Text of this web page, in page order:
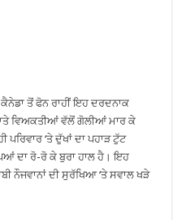
ਤੋਂ ਫੋਨ ਰਾਹੀਂ ਇਹ ਦਰਦਨਾਕ
ਵਿਅਕਤੀਆਂ ਵੱਲੋਂ ਗੋਲੀਆਂ ਮਾਰ ਕੇ
‘ਤੇ ਦੁੱਖਾਂ ਦਾ ਪਹਾੜ ਟੁੱਟ
ਦਾ ਰੋ-ਰੋ ਕੇ ਬੁਰਾ ਹਾਲ ਹੈ। ਇਹ
ਨੌਜਵਾਨਾਂ ਦੀ ਸੁਰੱਖਿਆ ‘ਤੇ ਸਵਾਲ ਖੜੇ